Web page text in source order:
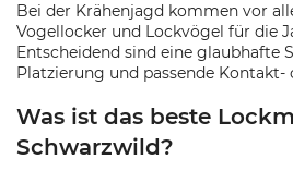
Bei der Krähenjagd kommen vor
Vogellocker und Lockvögel für die
Entscheidend sind eine glaubhafte
Platzierung und passende Kontakt-
Was ist das beste
Schwarzwild?